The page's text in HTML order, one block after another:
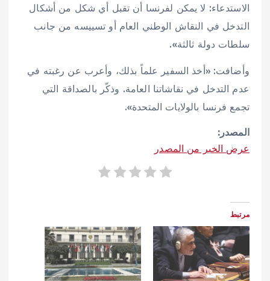
الاستدعاء: لا يمكن لفرنسا أن تقبل أي شكل من أشكال
التدخل في النقاش الوطني العام أو تسييسه من جانب
سلطات دولة ثالثة».
وأضافت: «أخذ السفير علماً بذلك، وأعرب عن رغبته في
عدم التدخل في نقاشاتنا العامة. وذكّر بالصداقة التي
تجمع فرنسا بالولايات المتحدة».
المصدر:
عرض الخبر من المصدر
مرتبط